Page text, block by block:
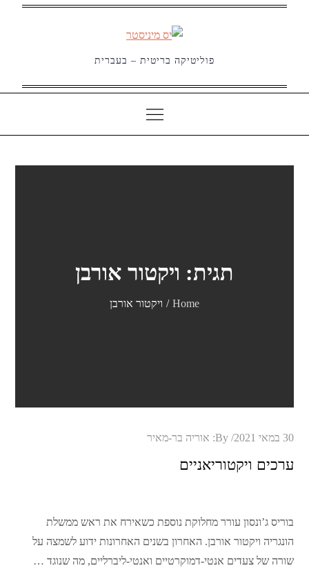
פוליטיקה בריטית – בעברית
תגית: ויקטור אורבן
Home ויקטור אורבן
Posted
30 במאי 2021 By: אוריה בר-מאיר
ערכים ויקטוריאניים
בוריס ג’ונסון עורר מחלוקת נוספת כשאירח את ראש ממשלת
הונגריה ויקטור אורבן. האחרון בשנים האחרונות ידוע לשמצה על
שורה של צעדים אנטי-דמוקרטיים ואנטי-ליברליים, מה שנוגד …